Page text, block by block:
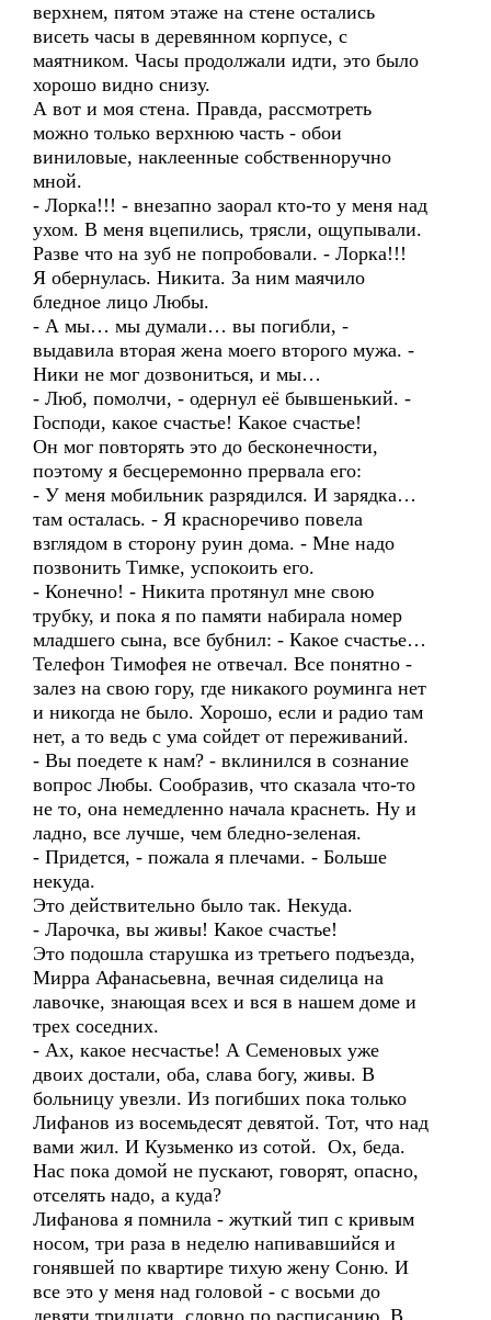
верхнем, пятом этаже на стене остались
висеть часы в деревянном корпусе, с
маятником. Часы продолжали идти, это было
хорошо видно снизу.
А вот и моя стена. Правда, рассмотреть
можно только верхнюю часть - обои
виниловые, наклеенные собственноручно
мной.
- Лорка!!! - внезапно заорал кто-то у меня над
ухом. В меня вцепились, трясли, ощупывали.
Разве что на зуб не попробовали. - Лорка!!!
Я обернулась. Никита. За ним маячило
бледное лицо Любы.
- А мы… мы думали… вы погибли, -
выдавила вторая жена моего второго мужа. -
Ники не мог дозвониться, и мы…
- Люб, помолчи, - одернул её бывшенький. -
Господи, какое счастье! Какое счастье!
Он мог повторять это до бесконечности,
поэтому я бесцеремонно прервала его:
- У меня мобильник разрядился. И зарядка…
там осталась. - Я красноречиво повела
взглядом в сторону руин дома. - Мне надо
позвонить Тимке, успокоить его.
- Конечно! - Никита протянул мне свою
трубку, и пока я по памяти набирала номер
младшего сына, все бубнил: - Какое счастье…
Телефон Тимофея не отвечал. Все понятно -
залез на свою гору, где никакого роуминга нет
и никогда не было. Хорошо, если и радио там
нет, а то ведь с ума сойдет от переживаний.
- Вы поедете к нам? - вклинился в сознание
вопрос Любы. Сообразив, что сказала что-то
не то, она немедленно начала краснеть. Ну и
ладно, все лучше, чем бледно-зеленая.
- Придется, - пожала я плечами. - Больше
некуда.
Это действительно было так. Некуда.
- Ларочка, вы живы! Какое счастье!
Это подошла старушка из третьего подъезда,
Мирра Афанасьевна, вечная сиделица на
лавочке, знающая всех и вся в нашем доме и
трех соседних.
- Ах, какое несчастье! А Семеновых уже
двоих достали, оба, слава богу, живы. В
больницу увезли. Из погибших пока только
Лифанов из восемьдесят девятой. Тот, что над
вами жил. И Кузьменко из сотой. Ох, беда.
Нас пока домой не пускают, говорят, опасно,
отселять надо, а куда?
Лифанова я помнила - жуткий тип с кривым
носом, три раза в неделю напивавшийся и
гонявшей по квартире тихую жену Соню. И
все это у меня над головой - с восьми до
девяти тридцати, словно по расписанию. В